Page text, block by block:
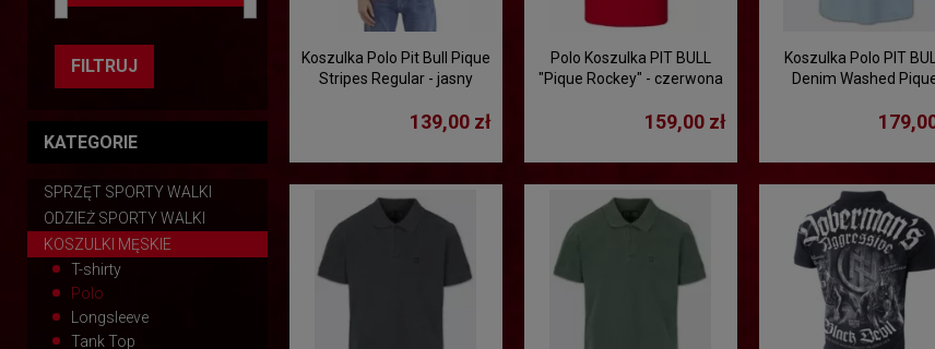
FILTRUJ
KATEGORIE
SPRZĘT SPORTY WALKI
ODZIEŻ SPORTY WALKI
KOSZULKI MĘSKIE
T-shirty
Polo
Longsleeve
Tank Top
Koszulka Polo Pit Bull Pique
Stripes Regular - jasny
139,00 zł
Polo Koszulka PIT BULL
"Pique Rockey" - czerwona
159,00 zł
Koszulka Polo PIT
Denim Washed